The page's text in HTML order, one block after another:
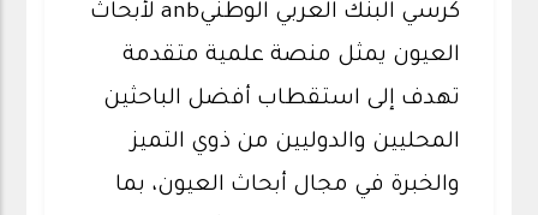
كرسي البنك العربي الوطنيanb لأبحاث
العيون يمثل منصة علمية متقدمة
تهدف إلى استقطاب أفضل الباحثين
المحليين والدوليين من ذوي التميز
والخبرة في مجال أبحاث العيون، بما